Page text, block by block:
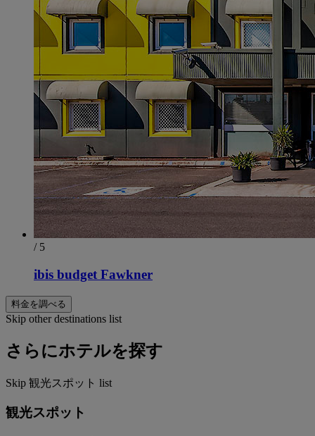
/ 5
ibis budget Fawkner
料金を調べる
Skip other destinations list
さらにホテルを探す
Skip 観光スポット list
観光スポット